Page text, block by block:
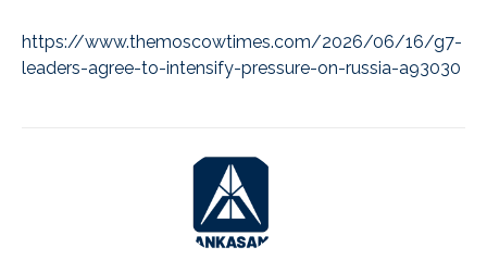
https://www.themoscowtimes.com/2026/06/16/g7-
leaders-agree-to-intensify-pressure-on-russia-a93030